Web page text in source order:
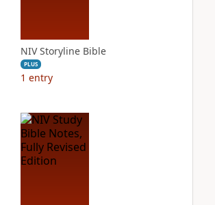
NIV Storyline Bible
PLUS
1 entry